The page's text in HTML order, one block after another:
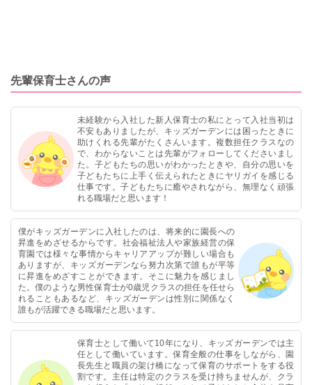
先輩保育士さんの声
未経験から入社した新人保育士の私にとって入社当初は
不安もありましたが、キッズガーデンには困ったときに
助けくれる先輩がたくさんいます。複数担任クラスなの
で、わからないことは先輩がフォローしてくださいまし
た。子どもたちの思いがわかったときや、自分の思いを
子どもたちに上手く伝えられたときにヤリガイを感じる
仕事です。子どもたちに癒やされながら、無理なく頑張
れる職場だと思います！
僕がキッズガーデンに入社したのは、将来的に園長への
昇進をめざせるからです。社会福祉法人や家族経営の保
育園では様々な事情からキャリアアップが難しい場合も
ありますが、キッズガーデンなら努力次第で誰もが平等
に昇進をめざすことができます。そこに魅力を感じまし
た。僕のような男性保育士が0歳児クラスの担任を任せら
れることもあるなど、キッズガーデンは性別に関係なく
誰もが活躍できる職場だと思います。
保育士として働いて10年になり、キッズガーデンでは主
任として働いています。保育全般の仕事をしながら、園
長先生と職員の架け橋になって保育のサポートをする役
割です。主任は特定のクラスを受け持ちませんが、クラ